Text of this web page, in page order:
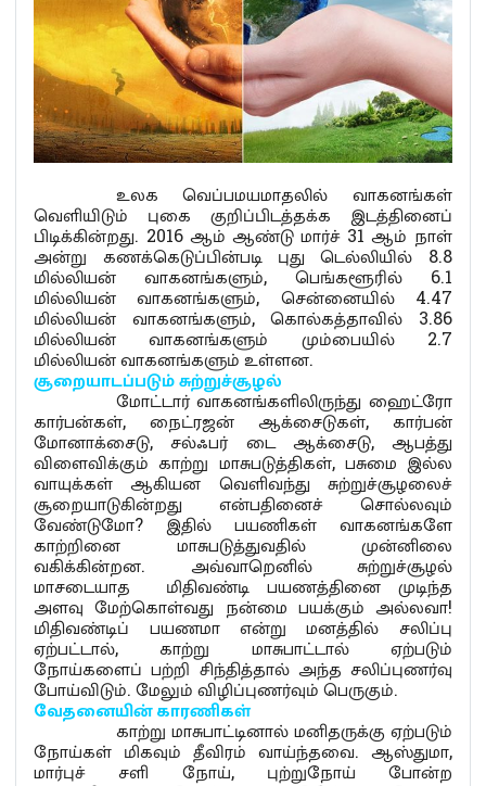
உலக வெப்பமயமாதலில் வாகனங்கள்
வெளியிடும் புகை குறிப்பிடத்தக்க இடத்தினைப்
பிடிக்கின்றது. 2016 ஆம் ஆண்டு மார்ச் 31 ஆம் நாள்
அன்று கணக்கெடுப்பின்படி புது டெல்லியில் 8.8
மில்லியன் வாகனங்களும், பெங்களூரில் 6.1
மில்லியன் வாகனங்களும், சென்னையில் 4.47
மில்லியன் வாகனங்களும், கொல்கத்தாவில் 3.86
மில்லியன் வாகனங்களும் மும்பையில் 2.7
மில்லியன் வாகனங்களும் உள்ளன.
சூறையாடப்படும் சுற்றுச்சூழல்
மோட்டார் வாகனங்களிலிருந்து ஹைட்ரோ
கார்பன்கள், நைட்ரஜன் ஆக்சைடுகள், கார்பன்
மோனாக்சைடு, சல்ஃபர் டை ஆக்சைடு, ஆபத்து
விளைவிக்கும் காற்று மாசுபடுத்திகள், பசுமை இல்ல
வாயுக்கள் ஆகியன வெளிவந்து சுற்றுச்சூழலைச்
சூறையாடுகின்றது என்பதினைச் சொல்லவும்
வேண்டுமோ? இதில் பயணிகள் வாகனங்களே
காற்றினை மாசுபடுத்துவதில் முன்னிலை
வகிக்கின்றன. அவ்வாறெனில் சுற்றுச்சூழல்
மாசடையாத மிதிவண்டி பயணத்தினை முடிந்த
அளவு மேற்கொள்வது நன்மை பயக்கும் அல்லவா!
மிதிவண்டிப் பயணமா என்று மனத்தில் சலிப்பு
ஏற்பட்டால், காற்று மாசுபாட்டால் ஏற்படும்
நோய்களைப் பற்றி சிந்தித்தால் அந்த சலிப்புணர்வு
போய்விடும். மேலும் விழிப்புணர்வும் பெருகும்.
வேதனையின் காரணிகள்
காற்று மாசுபாட்டினால் மனிதருக்கு ஏற்படும்
நோய்கள் மிகவும் தீவிரம் வாய்ந்தவை. ஆஸ்துமா,
மார்புச் சளி நோய், புற்றுநோய் போன்ற